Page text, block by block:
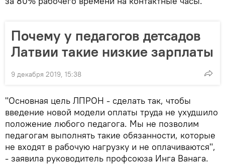
Почему у педагогов детсадов
Латвии такие низкие зарплаты
9 декабря 2019, 15:38
"Основная цель ЛПРОН - сделать так, чтобы
введение новой модели оплаты труда не ухудшило
положение любого педагога. Мы не позволим
педагогам выполнять такие обязанности, которые
не входят в рабочую нагрузку и не оплачиваются",
- заявила руководитель профсоюза Инга Ванага.